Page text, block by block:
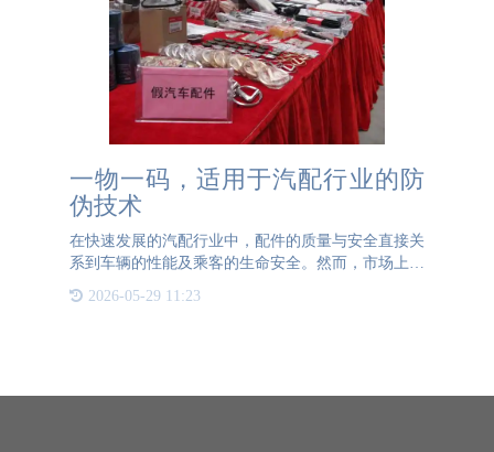
一物一码，适用于汽配行业的防
伪技术
在快速发展的汽配行业中，配件的质量与安全直接关
系到车辆的性能及乘客的生命安全。然而，市场上假
冒伪劣配件的泛滥，不仅损害了消费者的权益，更对
道路交通安全构成了严重威胁。 在快速发展的汽配
2026-05-29 11:23